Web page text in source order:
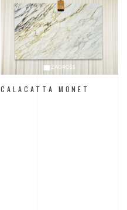
CALACATTA MONET